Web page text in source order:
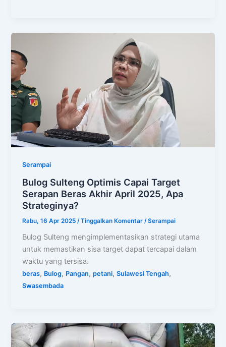
Serampai
Bulog Sulteng Optimis Capai Target
Serapan Beras Akhir April 2025, Apa
Strateginya?
Rabu, 16 Apr 2025 /Tinggalkan Komentar /Serampai
Bulog Sulteng mengimplementasikan strategi utama
untuk memastikan sisa target dapat tercapai dalam
waktu yang tersisa.
beras, Bulog, Pangan,petani,Sulawesi Tengah,
Swasembada